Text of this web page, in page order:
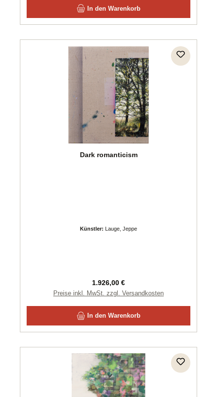
In den Warenkorb
Dark romanticism
Künstler: Lauge, Jeppe
Regulärer Preis:
1.926,00 €
Preise inkl. MwSt. zzgl. Versandkosten
In den Warenkorb